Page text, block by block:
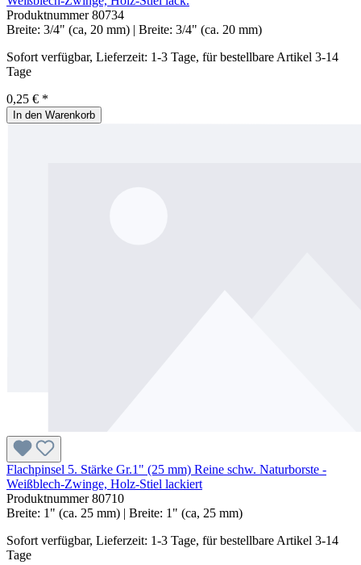
Produktnummer80734
Breite: 3/4" (ca, 20 mm) | Breite: 3/4" (ca. 20 mm)
Sofort verfügbar, Lieferzeit: 1-3 Tage, für bestellbare Artikel 3-14
Tage
0,25 € *
In den Warenkorb
Flachpinsel 5. Stärke Gr.1" (25 mm) Reine schw. Naturborste -
Weißblech-Zwinge, Holz-Stiel lackiert
Produktnummer80710
Breite: 1" (ca. 25 mm) | Breite: 1" (ca, 25 mm)
Sofort verfügbar, Lieferzeit: 1-3 Tage, für bestellbare Artikel 3-14
Tage